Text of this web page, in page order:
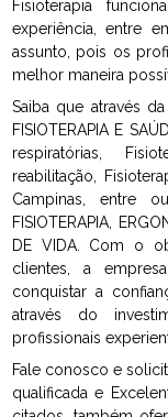
Fisioterapia
experiência, entre
assunto, pois os
melhor maneira
Saiba que através da
FISIOTERAPIA E
respiratórias,
reabilitação,
Campinas, entre
FISIOTERAPIA,
DE VIDA. Com o
clientes, a
conquistar a
através do
profissionais
Fale conosco e
qualificada e